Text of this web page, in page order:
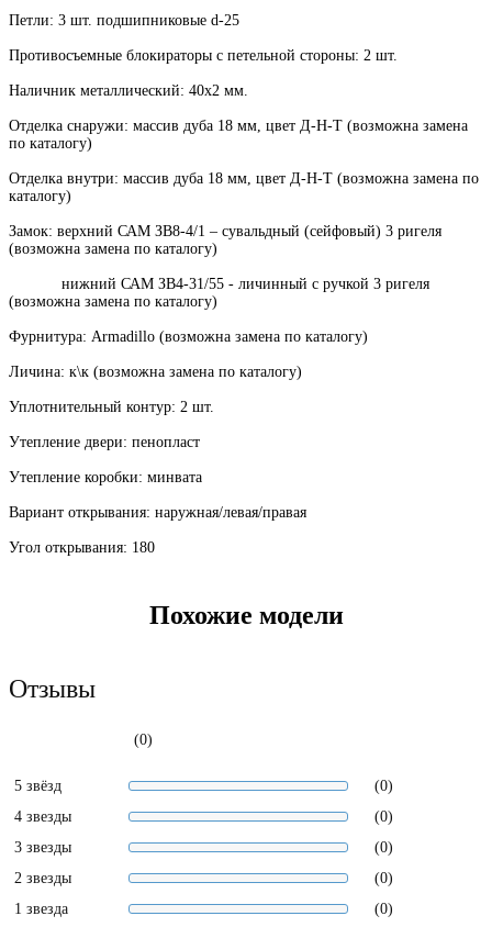
Петли: 3 шт. подшипниковые d-25
Противосъемные блокираторы с петельной стороны: 2 шт.
Наличник металлический: 40х2 мм.
Отделка снаружи: массив дуба 18 мм, цвет Д-Н-Т (возможна замена
по каталогу)
Отделка внутри: массив дуба 18 мм, цвет Д-Н-Т (возможна замена по
каталогу)
Замок: верхний САМ ЗВ8-4/1 – сувальдный (сейфовый) 3 ригеля
(возможна замена по каталогу)
нижний САМ ЗВ4-31/55 - личинный с ручкой 3 ригеля
(возможна замена по каталогу)
Фурнитура: Armadillo (возможна замена по каталогу)
Личина: к\к (возможна замена по каталогу)
Уплотнительный контур: 2 шт.
Утепление двери: пенопласт
Утепление коробки: минвата
Вариант открывания: наружная/левая/правая
Угол открывания: 180
Похожие модели
Отзывы
(0)
5 звёзд
(0)
4 звезды
(0)
3 звезды
(0)
2 звезды
(0)
1 звезда
(0)